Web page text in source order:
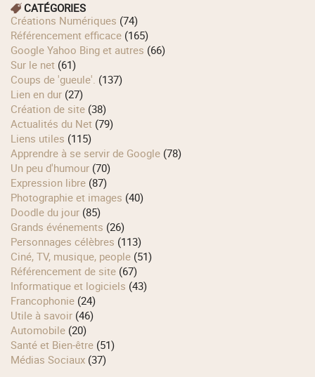
CATÉGORIES
Créations Numériques (74)
Référencement efficace (165)
Google Yahoo Bing et autres (66)
Sur le net (61)
Coups de 'gueule'. (137)
Lien en dur (27)
Création de site (38)
Actualités du Net (79)
Liens utiles (115)
Apprendre à se servir de Google (78)
Un peu d'humour (70)
Expression libre (87)
Photographie et images (40)
Doodle du jour (85)
Grands événements (26)
Personnages célèbres (113)
Ciné, TV, musique, people (51)
Référencement de site (67)
Informatique et logiciels (43)
Francophonie (24)
Utile à savoir (46)
Automobile (20)
Santé et Bien-être (51)
Médias Sociaux (37)